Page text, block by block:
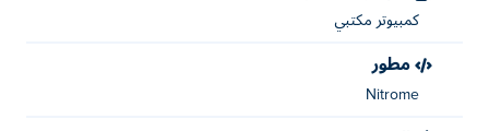
كمبيوتر مكتبي
مطور
Nitrome